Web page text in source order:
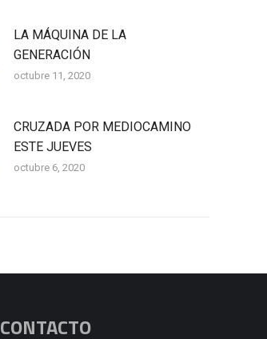
LA MÁQUINA DE LA
GENERACIÓN
octubre 11, 2020
CRUZADA POR MEDIOCAMINO
ESTE JUEVES
octubre 6, 2020
CONTACTO